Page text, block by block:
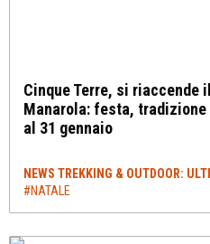
Cinque Terre, si riaccende
Manarola: festa,
al 31 gennaio
NEWS TREKKING & OUTDOOR:
#NATALE